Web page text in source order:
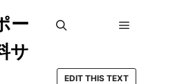
ー
サ
EDIT THIS TEXT